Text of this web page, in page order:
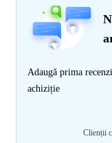
Adaugă prima
achiziție
Clienții